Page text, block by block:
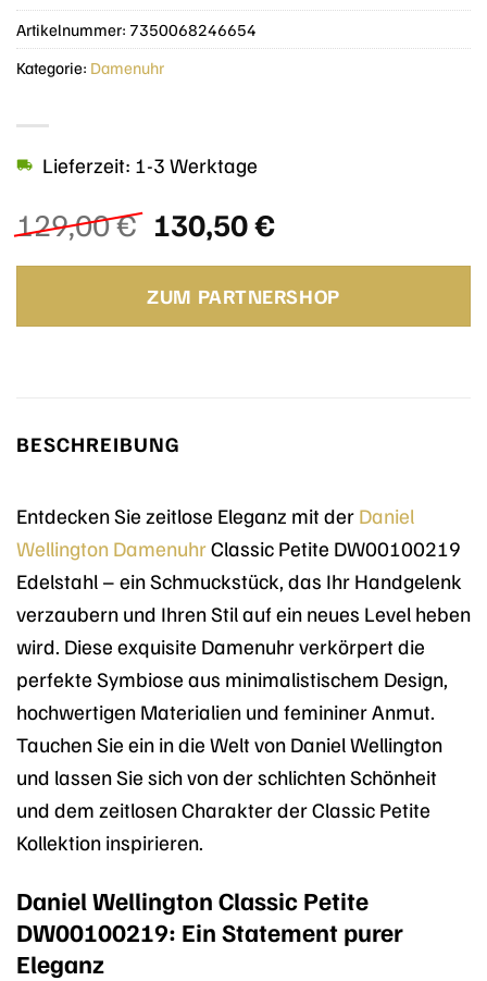
129,00€ Ursprünglicher
Preis
war:
129,00 €
130,50€Aktueller
ist:
130,50 €.
Lieferzeit: 1-3 Werktage
ZUM PARTNERSHOP
Artikelnummer: 7350068246654
Kategorie: Damenuhr
BESCHREIBUNG
Entdecken Sie zeitlose Eleganz mit der Daniel
Wellington DamenuhrClassic Petite DW00100219
Edelstahl – ein Schmuckstück, das Ihr Handgelenk
verzaubern und Ihren Stil auf ein neues Level heben
wird. Diese exquisite Damenuhr verkörpert die
perfekte Symbiose aus minimalistischem Design,
hochwertigen Materialien und femininer Anmut.
Tauchen Sie ein in die Welt von Daniel Wellington
und lassen Sie sich von der schlichten Schönheit
und dem zeitlosen Charakter der Classic Petite
Kollektion inspirieren.
Daniel Wellington Classic Petite
DW00100219: Ein Statement purer
Eleganz